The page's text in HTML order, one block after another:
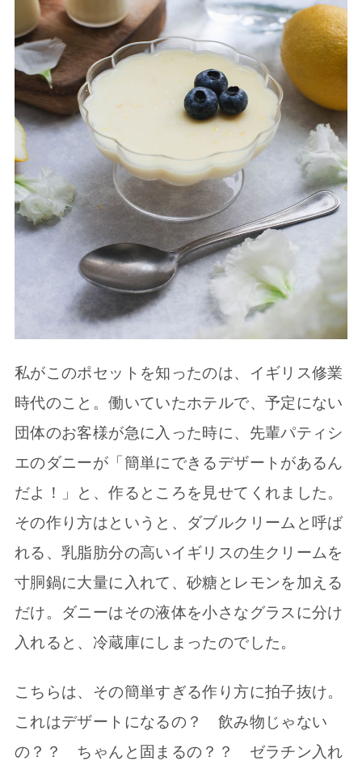
私がこのポセットを知ったのは、イギリス修業
時代のこと。働いていたホテルで、予定にない
団体のお客様が急に入った時に、先輩パティシ
エのダニーが「簡単にできるデザートがあるん
だよ！」と、作るところを見せてくれました。
その作り方はというと、ダブルクリームと呼ば
れる、乳脂肪分の高いイギリスの生クリームを
寸胴鍋に大量に入れて、砂糖とレモンを加える
だけ。ダニーはその液体を小さなグラスに分け
入れると、冷蔵庫にしまったのでした。
こちらは、その簡単すぎる作り方に拍子抜け。
これはデザートになるの？ 飲み物じゃない
の？？ ちゃんと固まるの？？ ゼラチン入れ